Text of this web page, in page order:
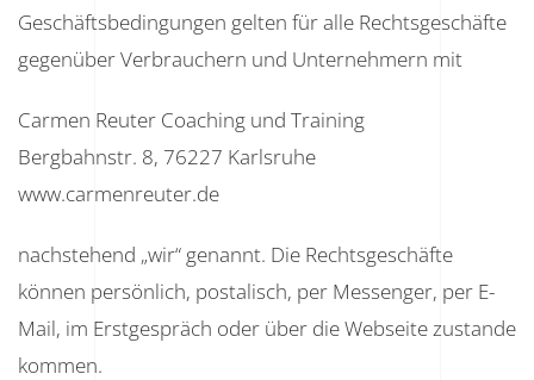
Geschäftsbedingungen gelten für alle Rechtsgeschäfte
gegenüber Verbrauchern und Unternehmern mit
Carmen Reuter Coaching und Training
Bergbahnstr. 8, 76227 Karlsruhe
www.carmenreuter.de
nachstehend „wir“ genannt. Die Rechtsgeschäfte
können persönlich, postalisch, per Messenger, per E-
Mail, im Erstgespräch oder über die Webseite zustande
kommen.